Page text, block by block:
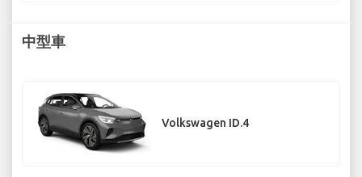
中型車
Volkswagen ID.4